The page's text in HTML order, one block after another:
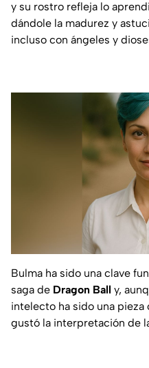
y su rostro refleja lo
dándole la madurez y
incluso con ángeles y
Bulma ha sido una clave
saga de Dragon Ball y,
intelecto ha sido una pieza
gustó la interpretación de